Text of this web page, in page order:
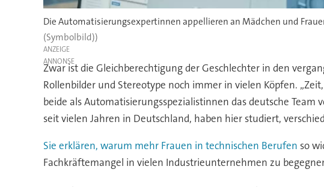
Die Automatisierungsexpertinnen appellieren an Mädchen und
(Symbolbild))
ANZEIGE
Zwar ist die Gleichberechtigung der Geschlechter in den
Rollenbilder und Stereotype noch immer in vielen Köpfen.
beide als Automatisierungsspezialistinnen das deutsche
seit vielen Jahren in Deutschland, haben hier studiert,
Sie erklären, warum mehr Frauen in technischen Berufen so
Fachkräftemangel in vielen Industrieunternehmen zu